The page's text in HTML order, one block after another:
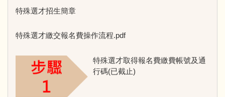
特殊選才招生簡章
特殊選才繳交報名費操作流程.pdf
特殊選才取得報名費繳費帳號及通
行碼(已截止)